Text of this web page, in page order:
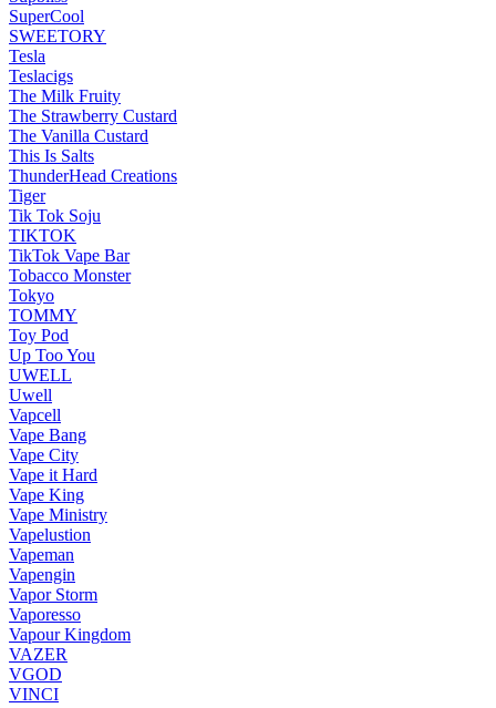
SuperCool
SWEETORY
Tesla
Teslacigs
The Milk Fruity
The Strawberry Custard
The Vanilla Custard
This Is Salts
ThunderHead Creations
Tiger
Tik Tok Soju
TIKTOK
TikTok Vape Bar
Tobacco Monster
Tokyo
TOMMY
Toy Pod
Up Too You
UWELL
Uwell
Vapcell
Vape Bang
Vape City
Vape it Hard
Vape King
Vape Ministry
Vapelustion
Vapeman
Vapengin
Vapor Storm
Vaporesso
Vapour Kingdom
VAZER
VGOD
VINCI